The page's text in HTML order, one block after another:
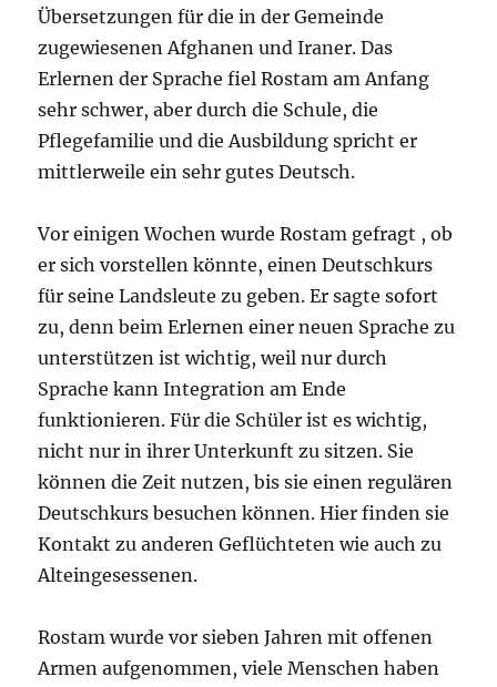
Übersetzungen für die in der Gemeinde
zugewiesenen Afghanen und Iraner. Das
Erlernen der Sprache fiel Rostam am Anfang
sehr schwer, aber durch die Schule, die
Pflegefamilie und die Ausbildung spricht er
mittlerweile ein sehr gutes Deutsch.
Vor einigen Wochen wurde Rostam gefragt , ob
er sich vorstellen könnte, einen Deutschkurs
für seine Landsleute zu geben. Er sagte sofort
zu, denn beim Erlernen einer neuen Sprache zu
unterstützen ist wichtig, weil nur durch
Sprache kann Integration am Ende
funktionieren. Für die Schüler ist es wichtig,
nicht nur in ihrer Unterkunft zu sitzen. Sie
können die Zeit nutzen, bis sie einen regulären
Deutschkurs besuchen können. Hier finden sie
Kontakt zu anderen Geflüchteten wie auch zu
Alteingesessenen.
Rostam wurde vor sieben Jahren mit offenen
Armen aufgenommen, viele Menschen haben